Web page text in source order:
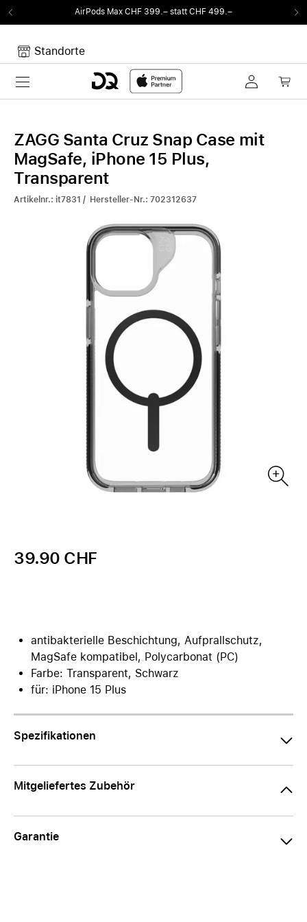
AirPods Max CHF 399.– statt CHF 499.–
Standorte
Toggle navigation
ZAGG Santa Cruz Snap Case mit
MagSafe, iPhone 15 Plus,
Transparent
Artikelnr.: it7831 / Hersteller-Nr.: 702312637
39.90 CHF
antibakterielle Beschichtung, Aufprallschutz,
MagSafe kompatibel, Polycarbonat (PC)
Farbe: Transparent, Schwarz
für: iPhone 15 Plus
Spezifikationen
Mitgeliefertes Zubehör
Garantie